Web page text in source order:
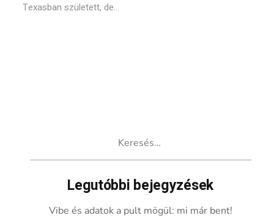
Texasban született, de...
Legutóbbi bejegyzések
Vibe és adatok a pult mögül: mi már bent!